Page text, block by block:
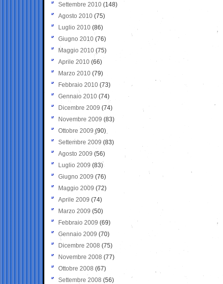
Settembre 2010 (148)
Agosto 2010 (75)
Luglio 2010 (86)
Giugno 2010 (76)
Maggio 2010 (75)
Aprile 2010 (66)
Marzo 2010 (79)
Febbraio 2010 (73)
Gennaio 2010 (74)
Dicembre 2009 (74)
Novembre 2009 (83)
Ottobre 2009 (90)
Settembre 2009 (83)
Agosto 2009 (56)
Luglio 2009 (83)
Giugno 2009 (76)
Maggio 2009 (72)
Aprile 2009 (74)
Marzo 2009 (50)
Febbraio 2009 (69)
Gennaio 2009 (70)
Dicembre 2008 (75)
Novembre 2008 (77)
Ottobre 2008 (67)
Settembre 2008 (56)